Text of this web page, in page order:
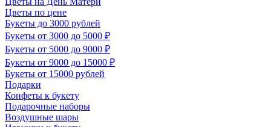
Цветы по цене
Букеты до 3000 рублей
Букеты от 3000 до 5000 ₽
Букеты от 5000 до 9000 ₽
Букеты от 9000 до 15000 ₽
Букеты от 15000 рублей
Подарки
Конфеты к букету
Подарочные наборы
Воздушные шары